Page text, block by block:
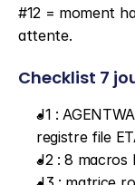
#12 = moment
attente.
Checklist 7
J1 :
registre file
J2 : 8 macros